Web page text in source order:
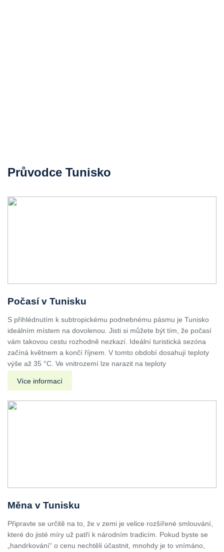
Průvodce Tunisko
Počasí v Tunisku
S přihlédnutím k subtropickému podnebnému pásmu je Tunisko
ideálním místem na dovolenou. Jisti si můžete být tím, že počasí
vám takovou cestu rozhodně nezkazí. Ideální turistická sezóna
začíná květnem a končí říjnem. V tomto období dosahují teploty
výše až 35 °C. Ve vnitrozemí lze narazit na teploty
Více informací
Měna v Tunisku
Připravte se určitě na to, že v zemi je velice rozšířené smlouvání,
které do jisté míry už patří k národním tradicím. Pokud byste se
„handrkování“ o cenu nechtěli účastnit, mnohdy je to vnímáno,